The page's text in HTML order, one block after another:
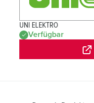
UNI ELEKTRO
Verfügbar